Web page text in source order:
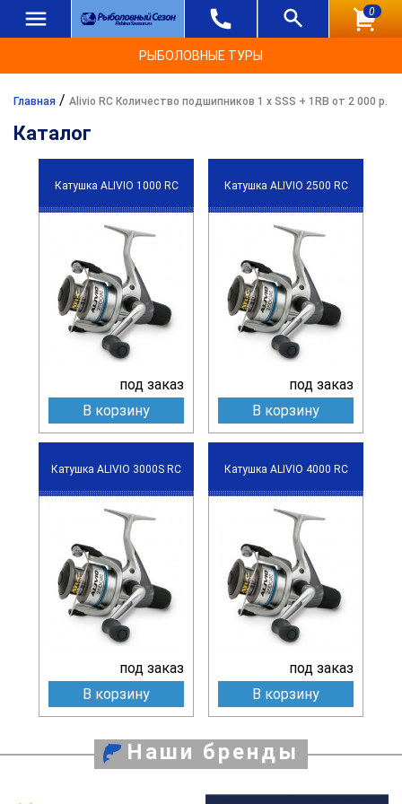
0
РЫБОЛОВНЫЕ ТУРЫ
Главная / Alivio RC Количество подшипников 1 х SSS + 1RB от 2 000 р.
Каталог
Катушка ALIVIO 1000 RC
под заказ
В корзину
Катушка ALIVIO 2500 RC
под заказ
В корзину
Катушка ALIVIO 3000S RC
под заказ
В корзину
Катушка ALIVIO 4000 RC
под заказ
В корзину
Наши бренды